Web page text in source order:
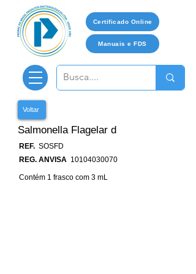
Certificado Online
Manuais e FDS
Voltar
Salmonella Flagelar d
REF. SOSFD
REG. ANVISA 10104030070
Contém 1 frasco com 3 mL